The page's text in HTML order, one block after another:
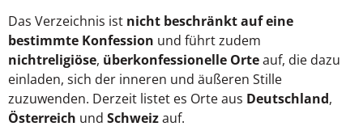
Das Verzeichnis ist nicht beschränkt auf eine
bestimmte Konfession und führt zudem
nichtreligiöse, überkonfessionelle Orteauf, die dazu
einladen, sich der inneren und äußeren Stille
zuzuwenden. Derzeit listet es Orte aus Deutschland,
Österreich und Schweizauf.